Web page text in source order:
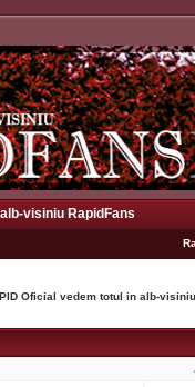
visiniu RapidFans
Oficial vedem totul in alb-